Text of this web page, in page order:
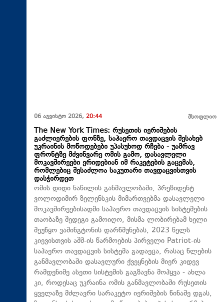
06 აგვისტო 2026, 20:44 მსოფლიო
The New York Times: რუსეთის იერიშების
გაძლიერების ფონზე, საჰაერო თავდაცვის შესახებ
უკრაინის მოწოდებები უპასუხოდ რჩება - უამრავ
ფრონტზე მძვინვარე ომის გამო, დასავლელი
მოკავშირეები ერიდებიან იმ რაკეტების გაცემას,
რომლებიც შესაძლოა საკუთარი თავდაცვისთვის
დასჭირდეთ
ომის დიდი ნაწილის განმავლობაში, პრეზიდენტ
ვოლოდიმირ ზელენსკის მიმართვებმა დასავლელი
მოკავშირეებისადმი საჰაერო თავდაცვის სისტემების
თაობაზე შედეგი გამოიღო, მისმა ლობირებამ ხელი
შეუწყო ვაშინგტონის დარწმუნებას, 2023 წელს
კიევისთვის აშშ-ის წარმოების პირველი Patriot-ის
საჰაერო თავდაცვის სისტემა გადაეცა, რასაც წლების
განმავლობაში დასავლური ქვეყნების მიერ კიდევ
რამდენიმე ასეთი სისტემის გაგზავნა მოჰყვა - ახლა
კი, როდესაც უკრაინა ომის განმავლობაში რუსეთის
ყველაზე მძლავრი სარაკეტო იერიშების წინაშე დგას,